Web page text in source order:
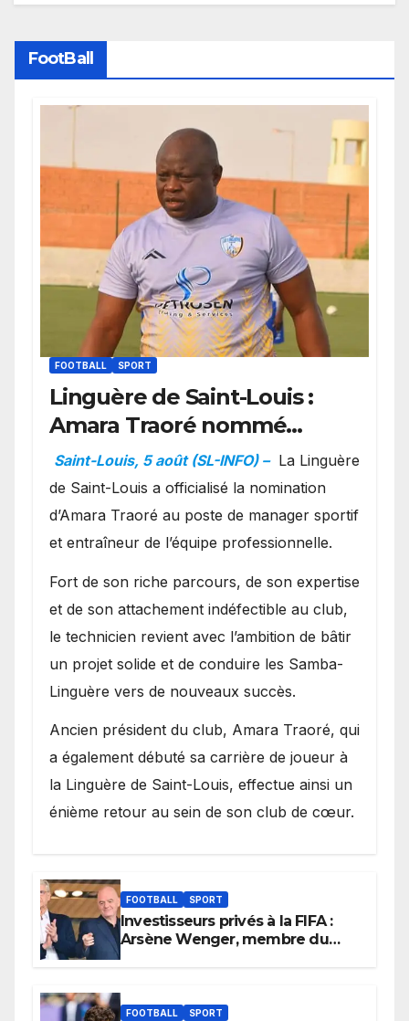
FootBall
FOOTBALL SPORT
Linguère de Saint-Louis :
Amara Traoré nommé
manager sportif et
entraîneur de l’équipe
Saint-Louis, 5 août (SL-INFO) – La Linguère
de Saint-Louis a officialisé la nomination
d’Amara Traoré au poste de manager sportif
et entraîneur de l’équipe professionnelle.
Fort de son riche parcours, de son expertise
et de son attachement indéfectible au club,
le technicien revient avec l’ambition de bâtir
un projet solide et de conduire les Samba-
Linguère vers de nouveaux succès.
Ancien président du club, Amara Traoré, qui
a également débuté sa carrière de joueur à
la Linguère de Saint-Louis, effectue ainsi un
énième retour au sein de son club de cœur.
FOOTBALL SPORT
Investisseurs privés à la FIFA :
Arsène Wenger, membre du
FOOTBALL SPORT